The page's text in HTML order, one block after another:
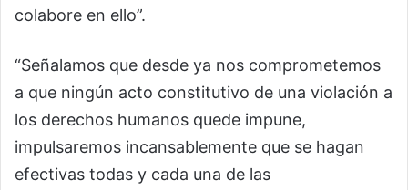
colabore en ello”.
“Señalamos que desde ya nos comprometemos
a que ningún acto constitutivo de una violación a
los derechos humanos quede impune,
impulsaremos incansablemente que se hagan
efectivas todas y cada una de las